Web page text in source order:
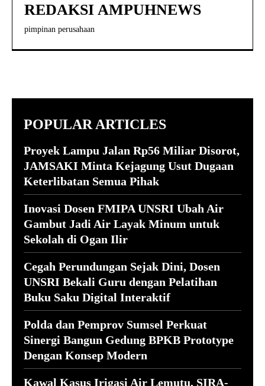
REDAKSI AMPUHNEWS
pimpinan perusahaan
POPULAR ARTICLES
Proyek Lampu Jalan Rp56 Miliar Disorot,
JAMSAKI Minta Kejagung Usut Dugaan
Keterlibatan Semua Pihak
Inovasi Dosen FMIPA UNSRI Ubah Air
Gambut Jadi Air Layak Minum untuk
Sekolah di Ogan Ilir
Cegah Perundungan Sejak Dini, Dosen
UNSRI Bekali Guru dengan Pelatihan
Buku Saku Digital Interaktif
Polda dan Pemprov Sumsel Perkuat
Sinergi Bangun Gedung BPKB Prototype
Dengan Konsep Modern
Kawal Kasus Irigasi Air Lemutu, SIRA-